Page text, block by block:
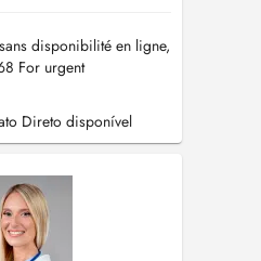
disponibilité en ligne,
For urgent
online, call 26 17 50
sur le site cm-
Devant
facturé. Le cabin...
Direto disponível